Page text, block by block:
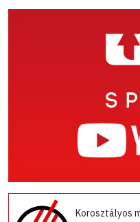
Korosztályos